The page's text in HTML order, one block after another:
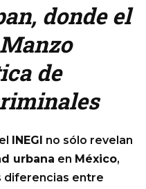
donde el
de
INEGI no sólo revelan
urbana en México,
diferencias entre